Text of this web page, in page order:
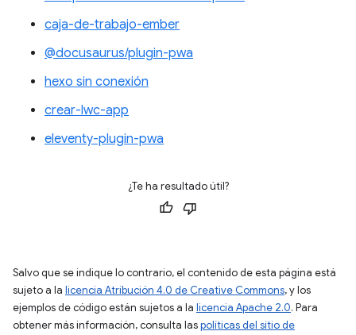
caja-de-trabajo-ember
@docusaurus/plugin-pwa
hexo sin conexión
crear-lwc-app
eleventy-plugin-pwa
¿Te ha resultado útil?
Salvo que se indique lo contrario, el contenido de esta página está
sujeto a la licencia Atribución 4.0 de Creative Commons, y los
ejemplos de código están sujetos a la licencia Apache 2.0. Para
obtener más información, consulta laspolíticas del sitio de